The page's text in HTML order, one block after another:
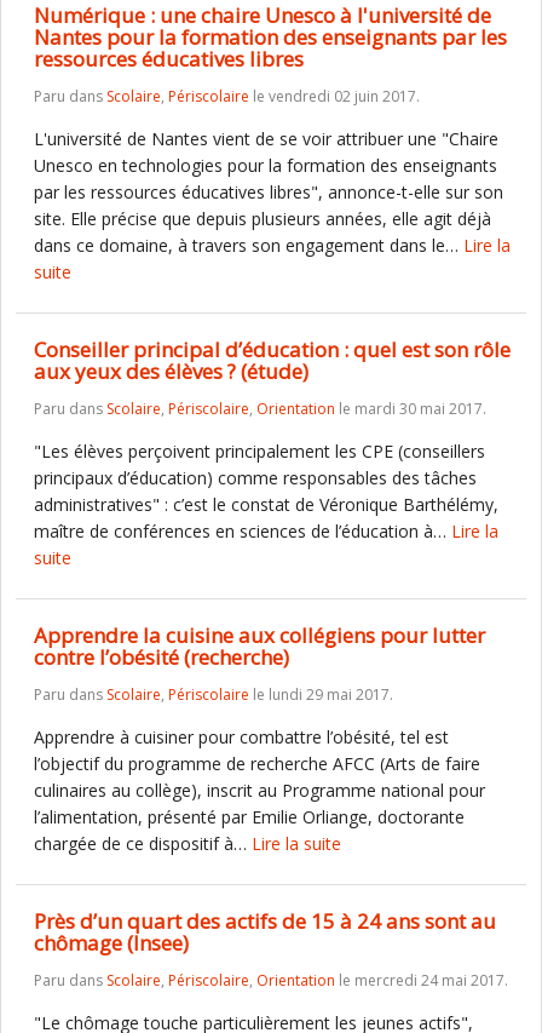
Numérique : une chaire Unesco à l'université de
Nantes pour la formation des enseignants par les
ressources éducatives libres
Paru dans Scolaire, Périscolaire le vendredi 02 juin 2017.
L'université de Nantes vient de se voir attribuer une "Chaire
Unesco en technologies pour la formation des enseignants
par les ressources éducatives libres", annonce-t-elle sur son
site. Elle précise que depuis plusieurs années, elle agit déjà
dans ce domaine, à travers son engagement dans le… Lire la
suite
Conseiller principal d’éducation : quel est son rôle
aux yeux des élèves ? (étude)
Paru dans Scolaire, Périscolaire, Orientation le mardi 30 mai 2017.
"Les élèves perçoivent principalement les CPE (conseillers
principaux d’éducation) comme responsables des tâches
administratives" : c’est le constat de Véronique Barthélémy,
maître de conférences en sciences de l’éducation à… Lire la
suite
Apprendre la cuisine aux collégiens pour lutter
contre l’obésité (recherche)
Paru dans Scolaire, Périscolaire le lundi 29 mai 2017.
Apprendre à cuisiner pour combattre l’obésité, tel est
l’objectif du programme de recherche AFCC (Arts de faire
culinaires au collège), inscrit au Programme national pour
l’alimentation, présenté par Emilie Orliange, doctorante
chargée de ce dispositif à… Lire la suite
Près d’un quart des actifs de 15 à 24 ans sont au
chômage (Insee)
Paru dans Scolaire, Périscolaire, Orientation le mercredi 24 mai 2017.
"Le chômage touche particulièrement les jeunes actifs",